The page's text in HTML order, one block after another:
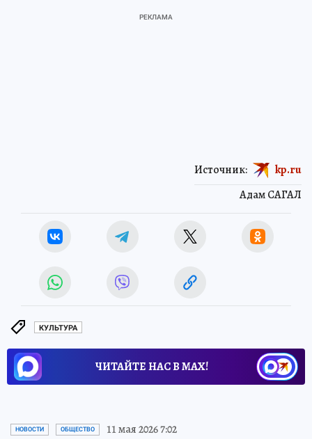
Адам САГАЛ
Источник: kp.ru
КУЛЬТУРА
ЧИТАЙТЕ НАС В МАХ!
НОВОСТИ ОБЩЕСТВО 11 мая 2026 7:02